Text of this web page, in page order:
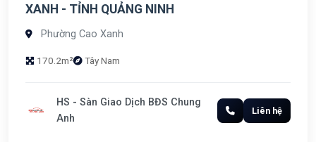
XANH - TỈNH QUẢNG NINH
Phường Cao Xanh
170.2m² Tây Nam
HS - Sàn Giao Dịch BĐS Chung
Anh
Liên hệ